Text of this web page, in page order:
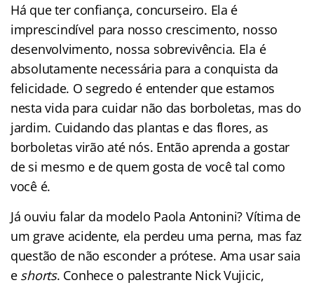
Há que ter confiança, concurseiro. Ela é
imprescindível para nosso crescimento, nosso
desenvolvimento, nossa sobrevivência. Ela é
absolutamente necessária para a conquista da
felicidade. O segredo é entender que estamos
nesta vida para cuidar não das borboletas, mas do
jardim. Cuidando das plantas e das flores, as
borboletas virão até nós. Então aprenda a gostar
de si mesmo e de quem gosta de você tal como
você é.
Já ouviu falar da modelo Paola Antonini? Vítima de
um grave acidente, ela perdeu uma perna, mas faz
questão de não esconder a prótese. Ama usar saia
e shorts. Conhece o palestrante Nick Vujicic,